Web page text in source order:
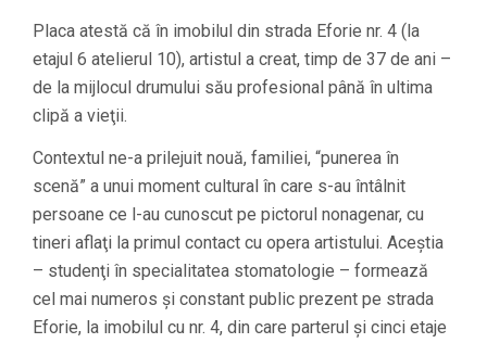
Placa atestă că în imobilul din strada Eforie nr. 4 (la
etajul 6 atelierul 10), artistul a creat, timp de 37 de ani –
de la mijlocul drumului său profesional până în ultima
clipă a vieţii.
Contextul ne-a prilejuit nouă, familiei, “punerea în
scenă” a unui moment cultural în care s-au întâlnit
persoane ce l-au cunoscut pe pictorul nonagenar, cu
tineri aflaţi la primul contact cu opera artistului. Aceştia
– studenţi în specialitatea stomatologie – formează
cel mai numeros şi constant public prezent pe strada
Eforie, la imobilul cu nr. 4, din care parterul şi cinci etaje